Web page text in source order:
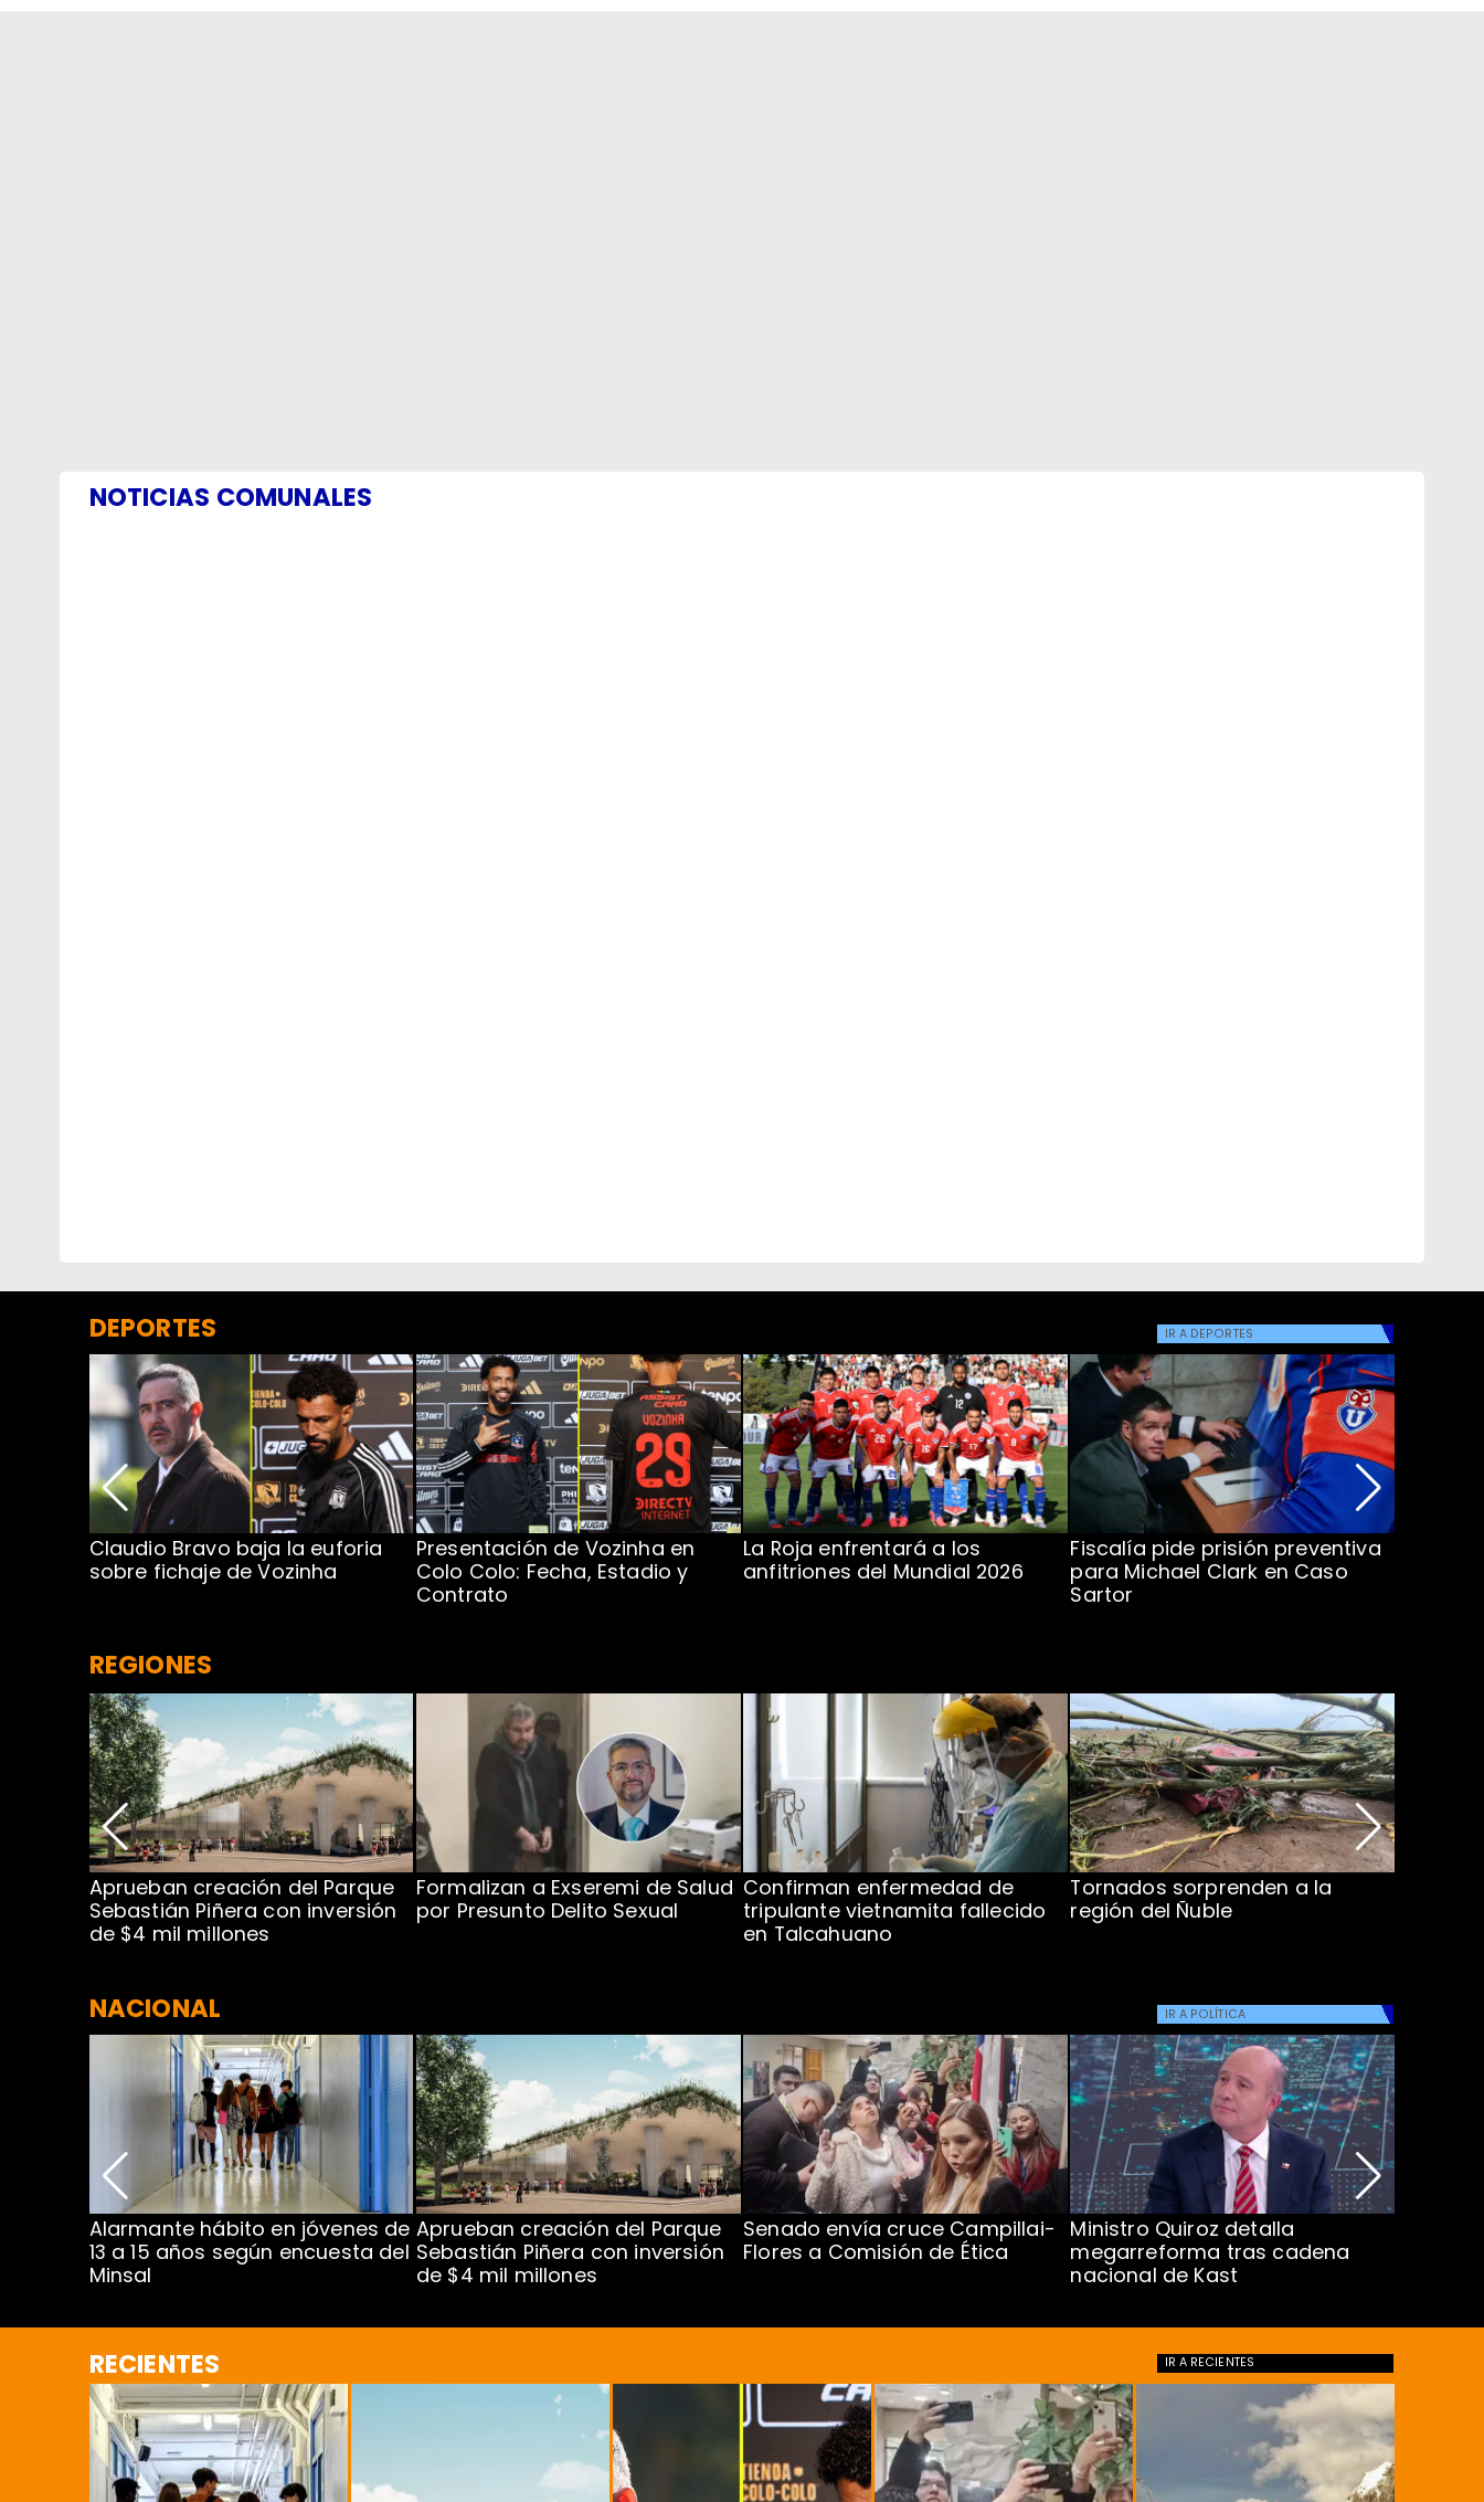
NOTICIAS COMUNALES
DEPORTES IR A DEPORTES
Claudio Bravo baja la euforia
sobre fichaje de Vozinha
Presentación de Vozinha en
Colo Colo: Fecha, Estadio y
Contrato
La Roja enfrentará a los
anfitriones del Mundial 2026
Fiscalía pide prisión preventiva
para Michael Clark en Caso
Sartor
REGIONES
Aprueban creación del Parque
Sebastián Piñera con inversión
de $4 mil millones
Formalizan a Exseremi de Salud
por Presunto Delito Sexual
Confirman enfermedad de
tripulante vietnamita fallecido
en Talcahuano
Tornados sorprenden a la
región del Ñuble
NACIONAL IR A POLÍTICA
Alarmante hábito en jóvenes de
13 a 15 años según encuesta del
Minsal
Aprueban creación del Parque
Sebastián Piñera con inversión
de $4 mil millones
Senado envía cruce Campillai-
Flores a Comisión de Ética
Ministro Quiroz detalla
megarreforma tras cadena
nacional de Kast
RECIENTES IR A RECIENTES